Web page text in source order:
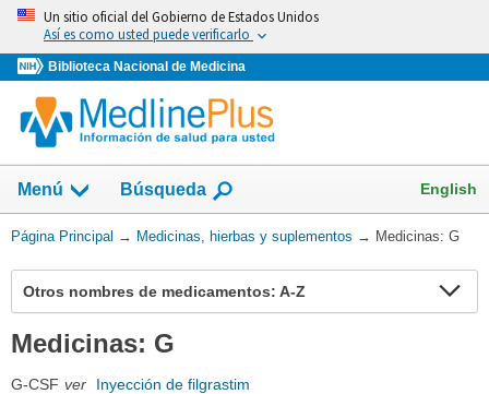
Omita
vaya
al
Contenido
Un sitio oficial del Gobierno de Estados Unidos
Así es como usted puede verificarlo
Biblioteca Nacional de Medicina
Menú
Mostrar
campo
de
Búsqueda English
Usted
Página Principal → Medicinas, hierbas y suplementos → Medicinas: G
Otros nombres de medicamentos: A-Z
Medicinas: G
G-CSF ver
Inyección de filgrastim